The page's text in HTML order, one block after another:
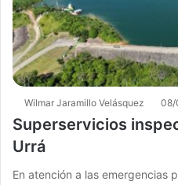
Wilmar Jaramillo Velásquez 08/
Superservicios
Urrá
En atención a las emergencias